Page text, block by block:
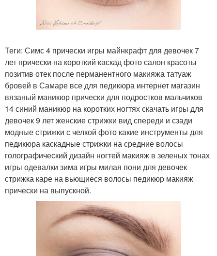
Теги: Симс 4 прически игры майнкрафт для девочек 7
лет прически на короткий каскад фото салон красоты
позитив отек после перманентного макияжа татуаж
бровей в Самаре все для педикюра интернет магазин
вязаный маникюр прически для подростков мальчиков
14 синий маникюр на коротких ногтях скачать игры для
девочек 9 лет женские стрижки вид спереди и сзади
модные стрижки с челкой фото какие инструменты для
педикюра каскадные стрижки на средние волосы
голографический дизайн ногтей макияж в зеленых тонах
игры одевалки зима игры милая пони для девочек
стрижка каре на вьющиеся волосы педикюр макияж
прически на выпускной.